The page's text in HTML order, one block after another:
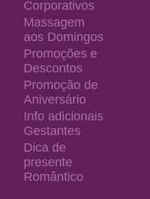
Corporativos
Massagem
aos Domingos
Promoções e
Descontos
Promoção de
Aniversário
Info adicionais
Gestantes
Dica de
presente
Romântico